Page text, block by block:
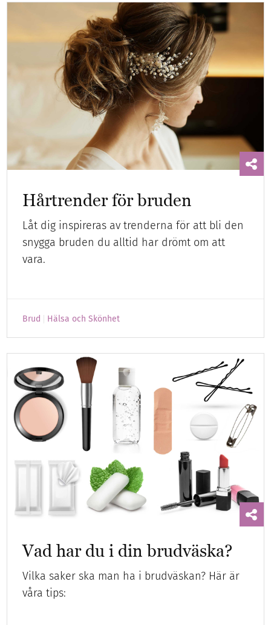
Hårtrender för bruden
Låt dig inspireras av trenderna för att bli den
snygga bruden du alltid har drömt om att
vara.
Brud Hälsa och Skönhet
Vad har du i din brudväska?
Vilka saker ska man ha i brudväskan? Här är
våra tips: